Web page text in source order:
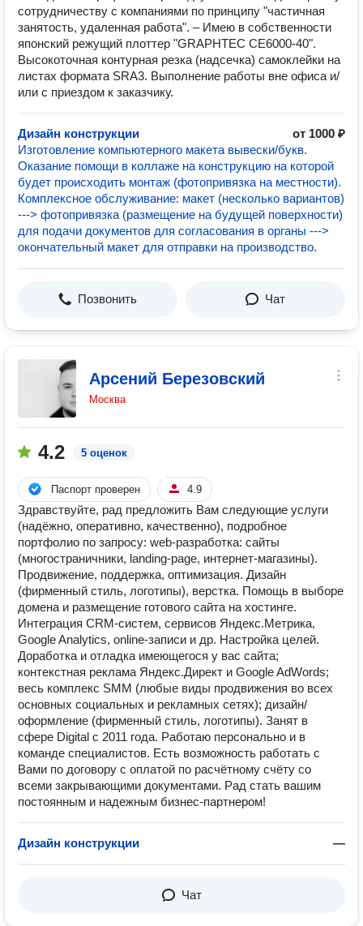
сотрудничеству с компаниями по принципу "частичная
занятость, удаленная работа". – Имею в собственности
японский режущий плоттер "GRAPHTEC CE6000-40".
Высокоточная контурная резка (надсечка) самоклейки на
листах формата SRA3. Выполнение работы вне офиса и/
или с приездом к заказчику.
Дизайн конструкции
от 1000 ₽
Изготовление компьютерного макета вывески/букв.
Оказание помощи в коллаже на конструкцию на которой
будет происходить монтаж (фотопривязка на местности).
Комплексное обслуживание: макет (несколько вариантов)
---> фотопривязка (размещение на будущей поверхности)
для подачи документов для согласования в органы --->
окончательный макет для отправки на производство.
Позвонить Чат
Арсений Березовский
Москва
4.2 5 оценок
Паспорт проверен 4.9
Здравствуйте, рад предложить Вам следующие услуги
(надёжно, оперативно, качественно), подробное
портфолио по запросу: web-разработка: сайты
(многостраничники, landing-page, интернет-магазины).
Продвижение, поддержка, оптимизация. Дизайн
(фирменный стиль, логотипы), верстка. Помощь в выборе
домена и размещение готового сайта на хостинге.
Интеграция CRM-систем, сервисов Яндекс.Метрика,
Google Analytics, online-записи и др. Настройка целей.
Доработка и отладка имеющегося у вас сайта;
контекстная реклама Яндекс.Директ и Google AdWords;
весь комплекс SMM (любые виды продвижения во всех
основных социальных и рекламных сетях); дизайн/
оформление (фирменный стиль, логотипы). Занят в
сфере Digital с 2011 года. Работаю персонально и в
команде специалистов. Есть возможность работать с
Вами по договору c оплатой по расчётному счёту со
всеми закрывающими документами. Рад стать вашим
постоянным и надежным бизнес-партнером!
Дизайн конструкции —
Чат